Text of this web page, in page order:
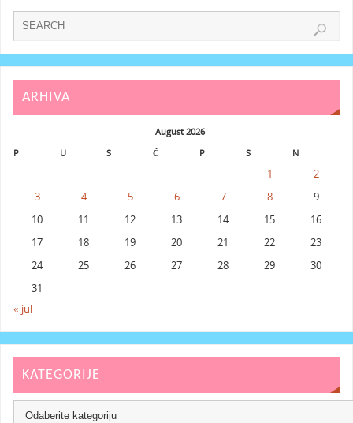
ARHIVA
August 2026
P
U S Č P S N
1
2
3
4 5 6 7 8
9
10
11 12 13 14 15
16
17
18 19 20 21 22
23
24
25 26 27 28 29
30
31
« jul
KATEGORIJE